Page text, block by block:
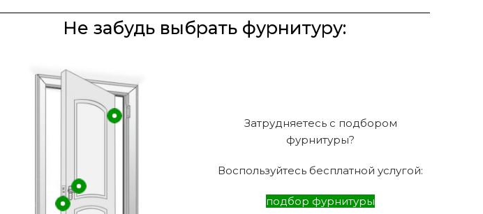
Не забудь выбрать фурнитуру:
Затрудняетесь с подбором
фурнитуры?
Воспользуйтесь бесплатной услугой:
подбор фурнитуры